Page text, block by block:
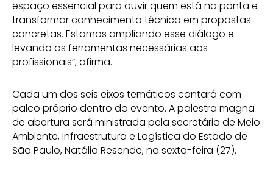
espaço essencial para ouvir quem está na ponta e
transformar conhecimento técnico em propostas
concretas. Estamos ampliando esse diálogo e
levando as ferramentas necessárias aos
profissionais”, afirma.
Cada um dos seis eixos temáticos contará com
palco próprio dentro do evento. A palestra magna
de abertura será ministrada pela secretária de Meio
Ambiente, Infraestrutura e Logística do Estado de
São Paulo, Natália Resende, na sexta-feira (27).